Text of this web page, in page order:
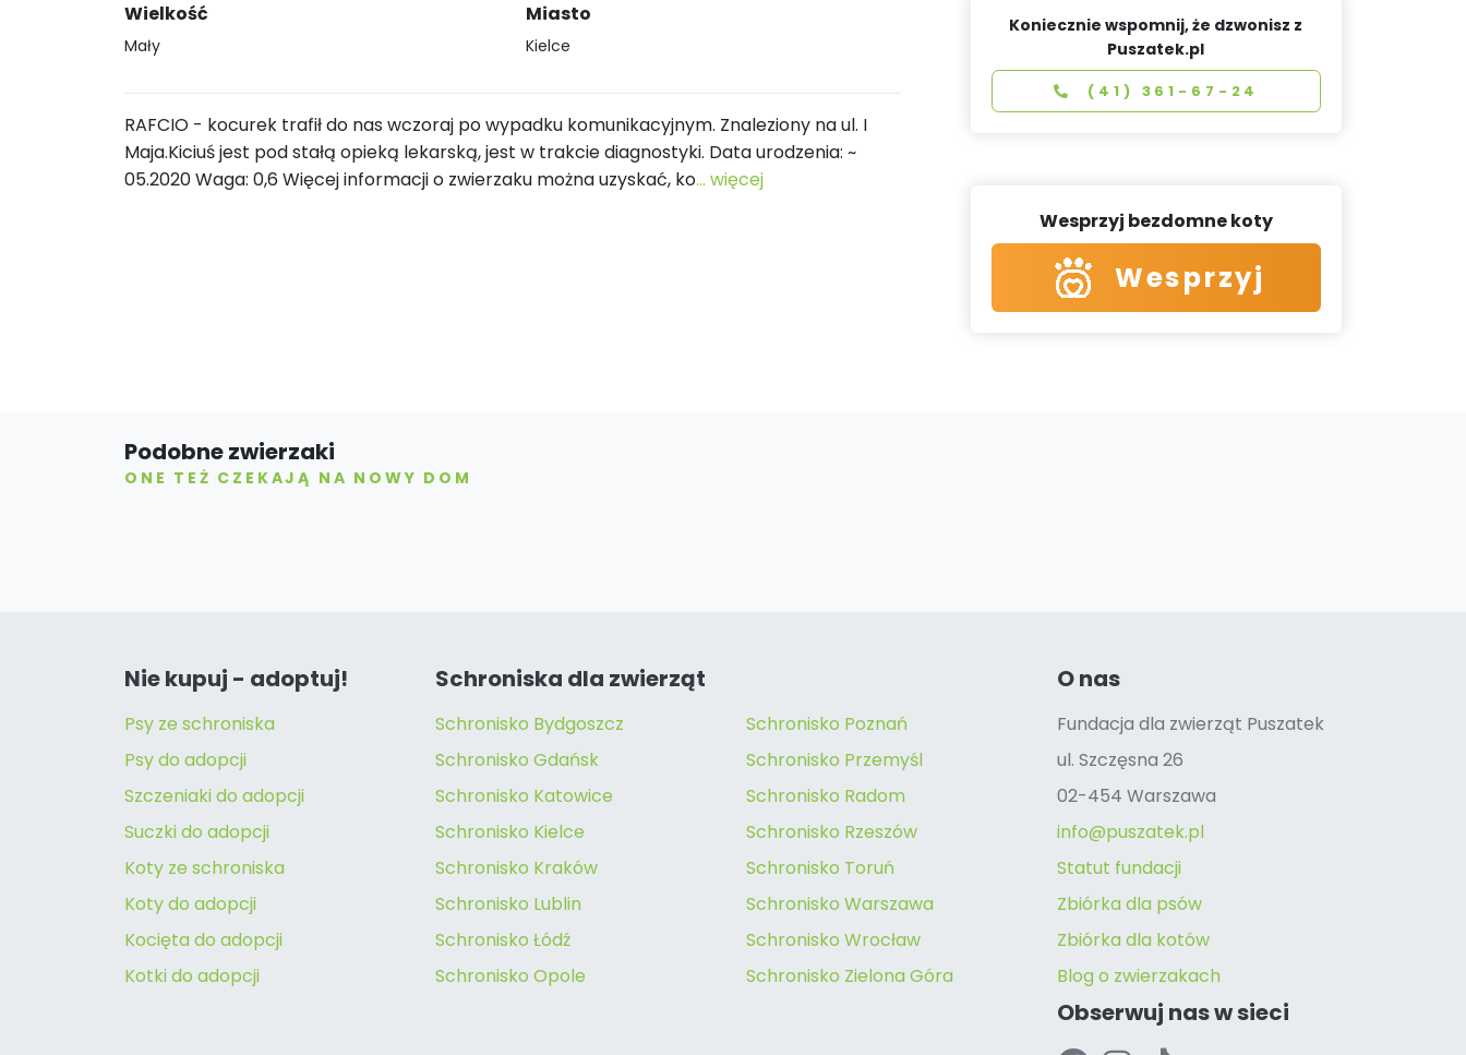
Wielkość
Mały
Miasto
Kielce
RAFCIO - kocurek trafił do nas wczoraj po wypadku komunikacyjnym. Znaleziony na ul. I
Maja.Kiciuś jest pod stałą opieką lekarską, jest w trakcie diagnostyki. Data urodzenia: ~
05.2020 Waga: 0,6 Więcej informacji o zwierzaku można uzyskać, ko... więcej
Koniecznie wspomnij, że dzwonisz z
Puszatek.pl
(41) 361-67-24
Wesprzyj bezdomne koty
Wesprzyj
Podobne zwierzaki
ONE TEŻ CZEKAJĄ NA NOWY DOM
Nie kupuj - adoptuj!
Psy ze schroniska
Psy do adopcji
Szczeniaki do adopcji
Suczki do adopcji
Koty ze schroniska
Koty do adopcji
Kocięta do adopcji
Kotki do adopcji
Schroniska dla zwierząt
Schronisko Bydgoszcz
Schronisko Gdańsk
Schronisko Katowice
Schronisko Kielce
Schronisko Kraków
Schronisko Lublin
Schronisko Łódź
Schronisko Opole
Schronisko Poznań
Schronisko Przemyśl
Schronisko Radom
Schronisko Rzeszów
Schronisko Toruń
Schronisko Warszawa
Schronisko Wrocław
Schronisko Zielona Góra
O nas
Fundacja dla zwierząt Puszatek
ul. Szczęsna 26
02-454 Warszawa
info@puszatek.pl
Statut fundacji
Zbiórka dla psów
Zbiórka dla kotów
Blog o zwierzakach
Obserwuj nas w sieci